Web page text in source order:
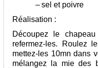
–sel et poivre
Réalisation :
Découpez le
refermez-les. Roulez
mettez-les 10mn dans
mélangez la mie des